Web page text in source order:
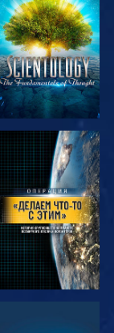
СМОТРЕТЬ
ПЕРЕДАЧИ
СМОТРЕТЬ